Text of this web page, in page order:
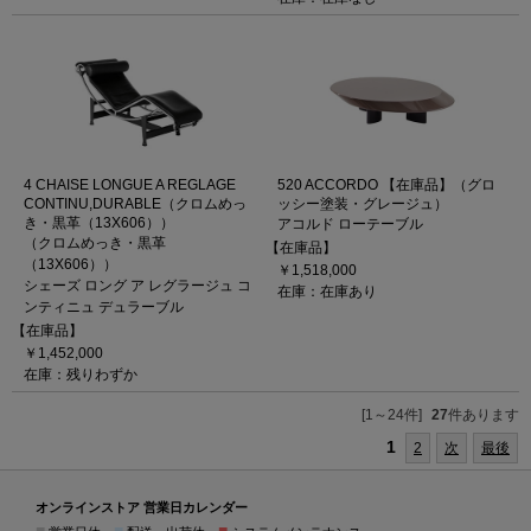
4 CHAISE LONGUE A REGLAGE
CONTINU,DURABLE（クロムめっ
き・黒革（13X606））
（クロムめっき・黒革
（13X606））
シェーズ ロング ア レグラージュ コ
ンティニュ デュラーブル
【在庫品】
￥1,452,000
在庫：残りわずか
520 ACCORDO 【在庫品】（グロ
ッシー塗装・グレージュ）
アコルド ローテーブル
【在庫品】
￥1,518,000
在庫：在庫あり
[1～24件] 27件あります
1 2 次 最後
オンラインストア 営業日カレンダー